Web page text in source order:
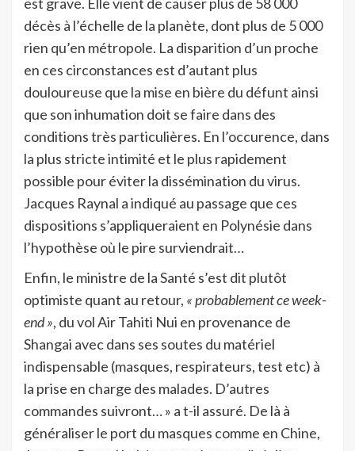
décès à l’échelle de la planète, dont plus de 5 000
rien qu’en métropole. La disparition d’un proche
en ces circonstances est d’autant plus
douloureuse que la mise en bière du défunt ainsi
que son inhumation doit se faire dans des
conditions très particulières. En l’occurence, dans
la plus stricte intimité et le plus rapidement
possible pour éviter la dissémination du virus.
Jacques Raynal a indiqué au passage que ces
dispositions s’appliqueraient en Polynésie dans
l’hypothèse où le pire surviendrait…
Enfin, le ministre de la Santé s’est dit plutôt
optimiste quant au retour, « probablement ce week-
end », du vol Air Tahiti Nui en provenance de
Shangai avec dans ses soutes du matériel
indispensable (masques, respirateurs, test etc) à
la prise en charge des malades. D’autres
commandes suivront… » a t-il assuré. De là à
généraliser le port du masques comme en Chine,